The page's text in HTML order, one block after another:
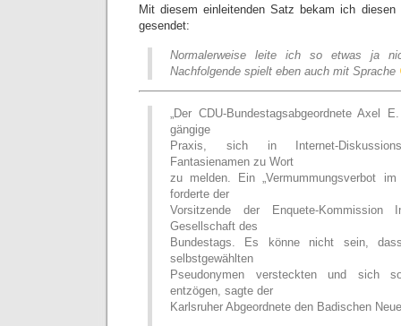
Mit diesem einleitenden Satz bekam ich
gesendet:
Normalerweise leite ich so etwas ja
Nachfolgende spielt eben auch mit Sprache
„Der CDU-Bundestagsabgeordnete Axel
gängige
Praxis, sich in Internet-
Fantasienamen zu Wort
zu melden. Ein „Vermummungsverbot
forderte der
Vorsitzende der Enquete-Kommission
Gesellschaft des
Bundestags. Es könne nicht sein,
selbstgewählten
Pseudonymen versteckten und sich
entzögen, sagte der
Karlsruher Abgeordnete den Badischen